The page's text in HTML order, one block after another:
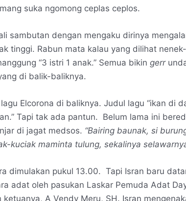
suka ngomong ceplas ceplos.
sambutan dengan mengaku dirinya
tinggi. Rabun mata kalau yang dilihat
“3 istri 1 anak.” Semua bikin gerr
di balik-baliknya.
Elcorona di baliknya. Judul lagu “ikan di
Tapi tak ada pantun. Belum lama ini
di jagat medsos. “Bairing baunak, si
kuciak maminta tulung, sekalinya
dimulakan pukul 13.00. Tapi Isran baru
adat oleh pasukan Laskar Pemuda Adat
ketuanya, A Vendy Meru, SH. Isran